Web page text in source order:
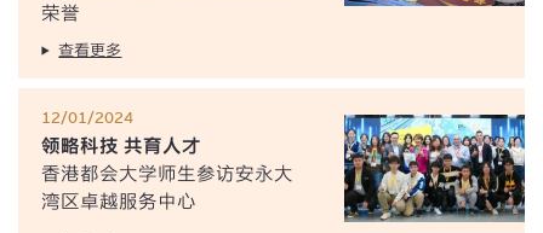
荣誉
查看更多
12/01/2024
领略科技 共育人才
香港都会大学师生参访安永大
湾区卓越服务中心